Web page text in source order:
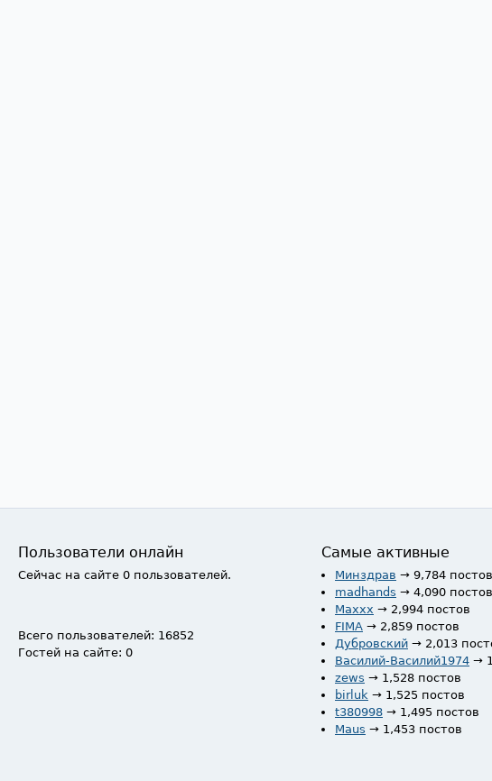
Пользователи онлайн
Сейчас на сайте 0 пользователей.
Всего пользователей: 16852
Гостей на сайте: 0
Самые активные
Минздрав → 9,784 постов
madhands → 4,090 постов
Maxxx → 2,994 постов
FIMA → 2,859 постов
Дубровский → 2,013
Василий-Василий1974 →
zews → 1,528 постов
birluk → 1,525 постов
t380998 → 1,495 постов
Maus → 1,453 постов